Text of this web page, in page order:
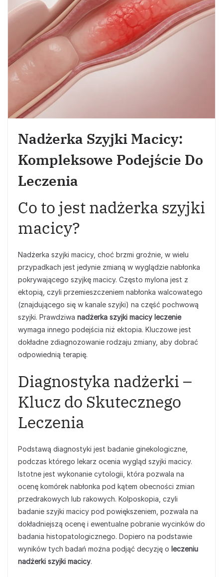
Nadżerka Szyjki Macicy:
Kompleksowe Podejście Do
Leczenia
Co to jest nadżerka szyjki
macicy?
Nadżerka szyjki macicy, choć brzmi groźnie, w wielu
przypadkach jest jedynie zmianą w wyglądzie nabłonka
pokrywającego szyjkę macicy. Często mylona jest z
ektopią, czyli przemieszczeniem nabłonka walcowatego
(znajdującego się w kanale szyjki) na część pochwową
szyjki. Prawdziwa nadżerka szyjki macicy leczenie
wymaga innego podejścia niż ektopia. Kluczowe jest
dokładne zdiagnozowanie rodzaju zmiany, aby dobrać
odpowiednią terapię.
Diagnostyka nadżerki –
Klucz do Skutecznego
Leczenia
Podstawą diagnostyki jest badanie ginekologiczne,
podczas którego lekarz ocenia wygląd szyjki macicy.
Istotne jest wykonanie cytologii, która pozwala na
ocenę komórek nabłonka pod kątem obecności zmian
przedrakowych lub rakowych. Kolposkopia, czyli
badanie szyjki macicy pod powiększeniem, pozwala na
dokładniejszą ocenę i ewentualne pobranie wycinków do
badania histopatologicznego. Dopiero na podstawie
wyników tych badań można podjąć decyzję o leczeniu
nadżerki szyjki macicy.